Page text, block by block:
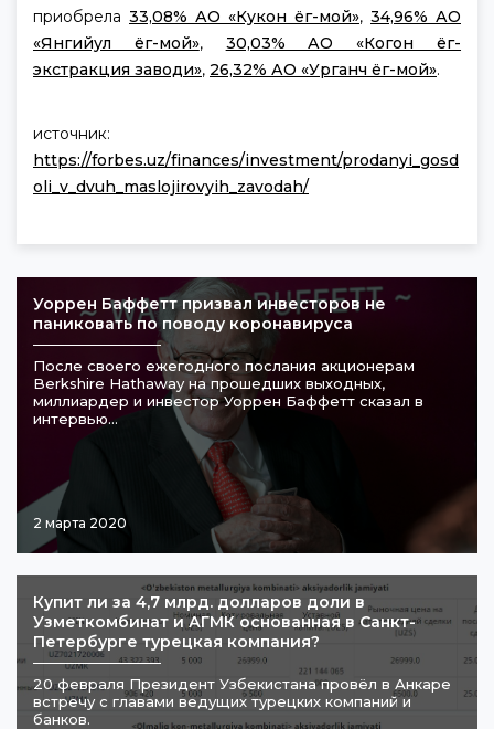
приобрела 33,08% АО «Кукон ёг-мой», 34,96% АО
«Янгийул ёг-мой», 30,03% АО «Когон ёг-
экстракция заводи», 26,32% АО «Урганч ёг-мой».
источник:
https://forbes.uz/finances/investment/prodanyi_gosd
oli_v_dvuh_maslojirovyih_zavodah/
Уоррен Баффетт призвал инвесторов не
паниковать по поводу коронавируса
После своего ежегодного послания акционерам
Berkshire Hathaway на прошедших выходных,
миллиардер и инвестор Уоррен Баффетт сказал в
интервью...
2 марта 2020
​Купит ли за 4,7 млрд. долларов доли в
Узметкомбинат и АГМК основанная в Санкт-
Петербурге турецкая компания?
20 февраля Президент Узбекистана провёл в Анкаре
встречу с главами ведущих турецких компаний и
банков.